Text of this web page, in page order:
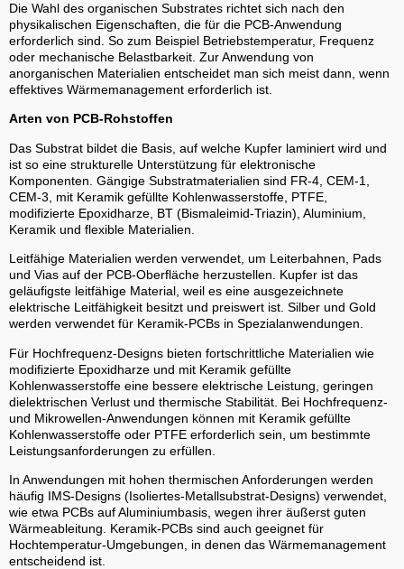
Die Wahl des organischen Substrates richtet sich nach den
physikalischen Eigenschaften, die für die PCB-Anwendung
erforderlich sind. So zum Beispiel Betriebstemperatur, Frequenz
oder mechanische Belastbarkeit. Zur Anwendung von
anorganischen Materialien entscheidet man sich meist dann, wenn
effektives Wärmemanagement erforderlich ist.
Arten von PCB-Rohstoffen
Das Substrat bildet die Basis, auf welche Kupfer laminiert wird und
ist so eine strukturelle Unterstützung für elektronische
Komponenten. Gängige Substratmaterialien sind FR-4, CEM-1,
CEM-3, mit Keramik gefüllte Kohlenwasserstoffe, PTFE,
modifizierte Epoxidharze, BT (Bismaleimid-Triazin), Aluminium,
Keramik und flexible Materialien.
Leitfähige Materialien werden verwendet, um Leiterbahnen, Pads
und Vias auf der PCB-Oberfläche herzustellen. Kupfer ist das
geläufigste leitfähige Material, weil es eine ausgezeichnete
elektrische Leitfähigkeit besitzt und preiswert ist. Silber und Gold
werden verwendet für Keramik-PCBs in Spezialanwendungen.
Für Hochfrequenz-Designs bieten fortschrittliche Materialien wie
modifizierte Epoxidharze und mit Keramik gefüllte
Kohlenwasserstoffe eine bessere elektrische Leistung, geringen
dielektrischen Verlust und thermische Stabilität. Bei Hochfrequenz-
und Mikrowellen-Anwendungen können mit Keramik gefüllte
Kohlenwasserstoffe oder PTFE erforderlich sein, um bestimmte
Leistungsanforderungen zu erfüllen.
In Anwendungen mit hohen thermischen Anforderungen werden
häufig IMS-Designs (Isoliertes-Metallsubstrat-Designs) verwendet,
wie etwa PCBs auf Aluminiumbasis, wegen ihrer äußerst guten
Wärmeableitung. Keramik-PCBs sind auch geeignet für
Hochtemperatur-Umgebungen, in denen das Wärmemanagement
entscheidend ist.